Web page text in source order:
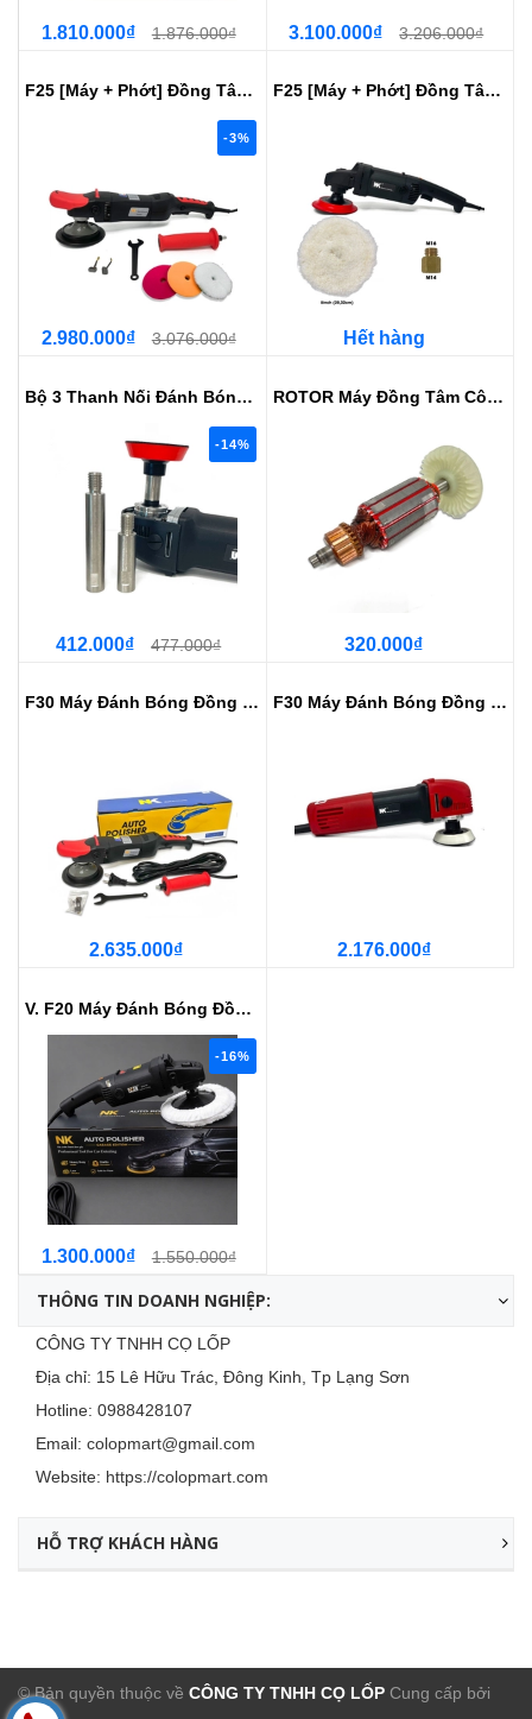
1.810.000₫ 1.876.000₫ 3.100.000₫ 3.206.000₫
F25 [Máy + Phớt] Đồng Tâm Cao Cấ...
-3%
2.980.000₫ 3.076.000₫
F25 [Máy + Phớt] Đồng Tâm Cơ Bản NK
Hết hàng
Bộ 3 Thanh Nối Đánh Bóng M14
-14%
412.000₫ 477.000₫
ROTOR Máy Đồng Tâm Công Suất Lớn...
320.000₫
F30 Máy Đánh Bóng Đồng Tâm NK Ca...
2.635.000₫
F30 Máy Đánh Bóng Đồng Tâm NK 3i...
2.176.000₫
V. F20 Máy Đánh Bóng Đồng Tâm Cô...
-16%
1.300.000₫ 1.550.000₫
THÔNG TIN DOANH NGHIỆP:
CÔNG TY TNHH CỌ LỐP
Địa chỉ: 15 Lê Hữu Trác, Đông Kinh, Tp Lạng Sơn
Hotline: 0988428107
Email: colopmart@gmail.com
Website: https://colopmart.com
HỖ TRỢ KHÁCH HÀNG
© Bản quyền thuộc về CÔNG TY TNHH CỌ LỐP Cung cấp bởi